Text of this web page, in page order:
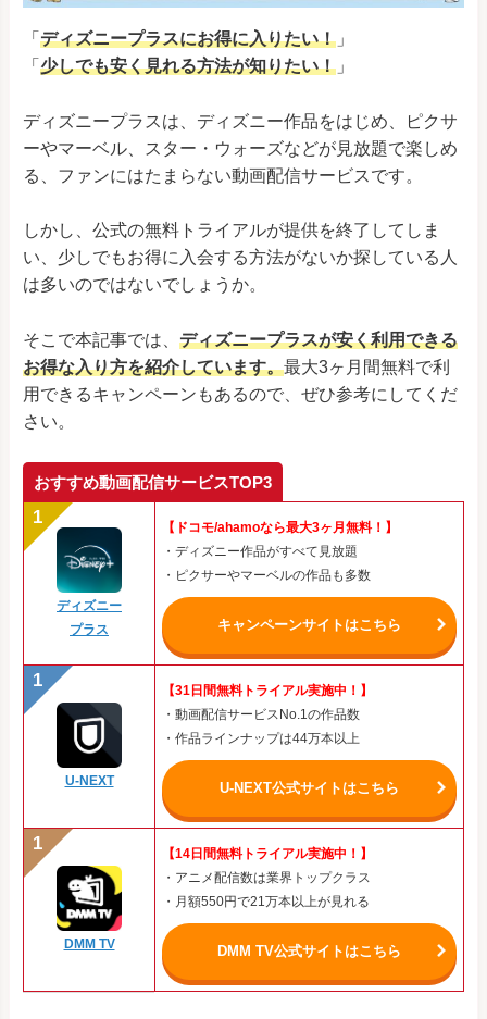
「 ディズニープラスにお得に入りたい！ 」
「 少しでも安く見れる方法が知りたい！ 」
ディズニープラスは、ディズニー作品をはじめ、ピクサ
ーやマーベル、スター・ウォーズなどが見放題で楽しめ
る、ファンにはたまらない動画配信サービスです。
しかし、公式の無料トライアルが提供を終了してしま
い、少しでもお得に入会する方法がないか探している人
は多いのではないでしょうか。
そこで本記事では、 ディズニープラスが安く利用できる
お得な入り方を紹介しています。最大3ヶ月間無料で利
用できるキャンペーンもあるので、ぜひ参考にしてくだ
さい。
おすすめ動画配信サービスTOP3
ディズニー
プラス
【ドコモ/ahamoなら最大3ヶ月無料！】
・ディズニー作品がすべて見放題
・ピクサーやマーベルの作品も多数
キャンペーンサイトはこちら
U-NEXT
【31日間無料トライアル実施中！】
・動画配信サービスNo.1の作品数
・作品ラインナップは44万本以上
U-NEXT公式サイトはこちら
DMM TV
【14日間無料トライアル実施中！】
・アニメ配信数は業界トップクラス
・月額550円で21万本以上が見れる
DMM TV公式サイトはこちら